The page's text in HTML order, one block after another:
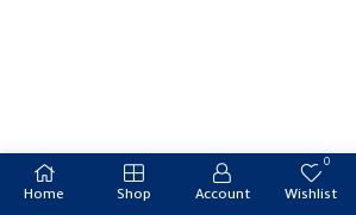
Home Shop Account
0
Wishlist